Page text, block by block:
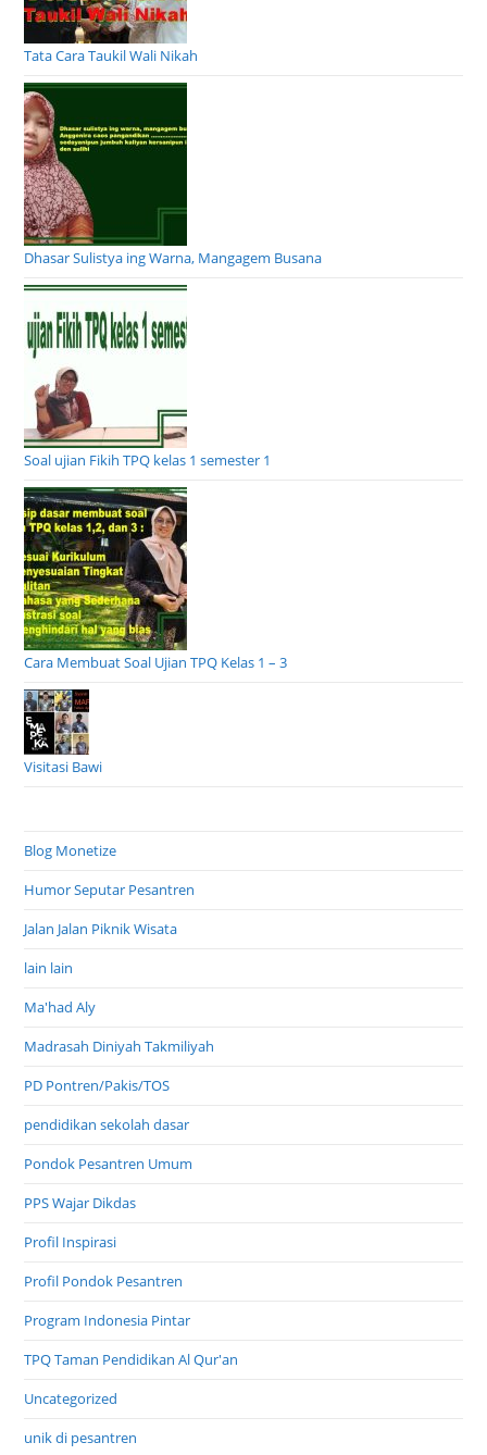
Tata Cara Taukil Wali Nikah
Dhasar Sulistya ing Warna, Mangagem Busana
Soal ujian Fikih TPQ kelas 1 semester 1
Cara Membuat Soal Ujian TPQ Kelas 1 – 3
Visitasi Bawi
Blog Monetize
Humor Seputar Pesantren
Jalan Jalan Piknik Wisata
lain lain
Ma'had Aly
Madrasah Diniyah Takmiliyah
PD Pontren/Pakis/TOS
pendidikan sekolah dasar
Pondok Pesantren Umum
PPS Wajar Dikdas
Profil Inspirasi
Profil Pondok Pesantren
Program Indonesia Pintar
TPQ Taman Pendidikan Al Qur'an
Uncategorized
unik di pesantren